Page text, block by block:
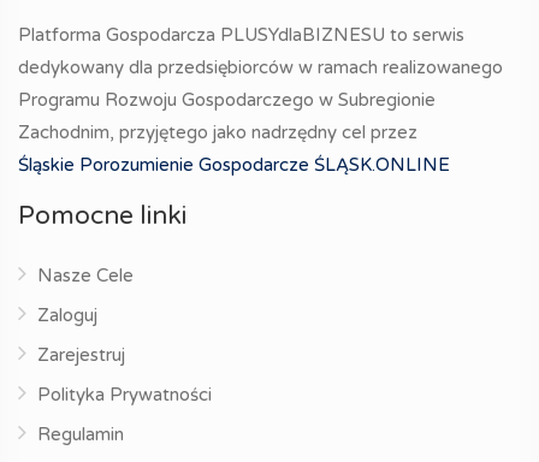
Platforma Gospodarcza PLUSYdlaBIZNESU to serwis
dedykowany dla przedsiębiorców w ramach realizowanego
Programu Rozwoju Gospodarczego w Subregionie
Zachodnim, przyjętego jako nadrzędny cel przez
Śląskie Porozumienie Gospodarcze ŚLĄSK.ONLINE
Pomocne linki
Nasze Cele
Zaloguj
Zarejestruj
Polityka Prywatności
Regulamin